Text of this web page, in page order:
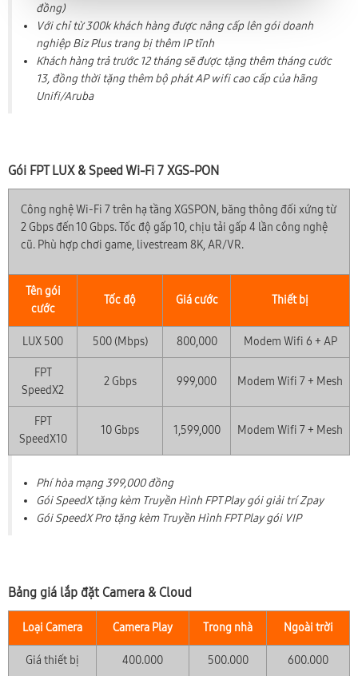
đồng)
Với chỉ từ 300k khách hàng được nâng cấp lên gói doanh
nghiệp Biz Plus trang bị thêm IP tĩnh
Khách hàng trả trước 12 tháng sẽ được tặng thêm tháng cước
13, đồng thời tặng thêm bộ phát AP wifi cao cấp của hãng
Unifi/Aruba
Gói FPT LUX & Speed Wi-Fi 7 XGS-PON
Công nghệ Wi-Fi 7 trên hạ tầng XGSPON, băng thông đối xứng từ
2 Gbps đến 10 Gbps. Tốc độ gấp 10, chịu tải gấp 4 lần công nghệ
cũ. Phù hợp chơi game, livestream 8K, AR/VR.
Tên gói
cước
Tốc độ Giá cước Thiết bị
LUX 500 500 (Mbps) 800,000 Modem Wifi 6 + AP
FPT
SpeedX2
2 Gbps 999,000 Modem Wifi 7 + Mesh
FPT
SpeedX10
10 Gbps 1,599,000 Modem Wifi 7 + Mesh
Phí hòa mạng 399,000 đồng
Gói SpeedX tặng kèm Truyền Hình FPT Play gói giải trí Zpay
Gói SpeedX Pro tặng kèm Truyền Hình FPT Play gói VIP
Bảng giá lắp đặt Camera & Cloud
Loại Camera Camera Play Trong nhà Ngoài trời
Giá thiết bị 400.000 500.000 600.000